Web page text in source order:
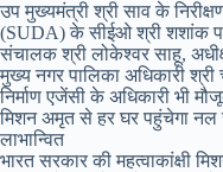
उप मुख्यमंत्री श्री साव के
(SUDA) के सीईओ श्री शशांक
संचालक श्री लोकेश्वर साहू,
मुख्य नगर पालिका अधिकारी
निर्माण एजेंसी के अधिकारी भी
मिशन अमृत से हर घर पहुंचेगा नल
लाभान्वित
भारत सरकार की महत्वाकांक्षी